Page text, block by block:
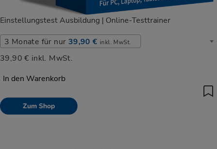
Einstellungstest Ausbildung | Online-Testtrainer
Laufzeit wählen
3 Monate für nur 39,90 € inkl. MwSt.
39,90 € inkl. MwSt.
In den Warenkorb
Zum Shop